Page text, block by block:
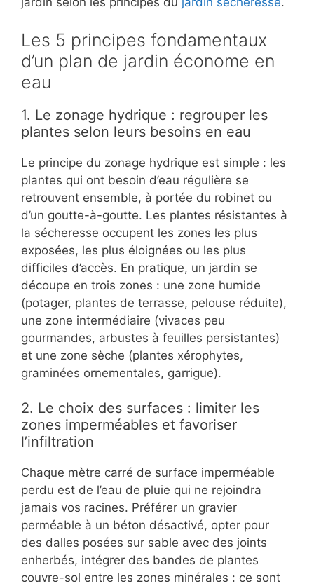
Les 5 principes fondamentaux
d’un plan de jardin économe en
eau
1. Le zonage hydrique : regrouper les
plantes selon leurs besoins en eau
Le principe du zonage hydrique est simple : les
plantes qui ont besoin d’eau régulière se
retrouvent ensemble, à portée du robinet ou
d’un goutte-à-goutte. Les plantes résistantes à
la sécheresse occupent les zones les plus
exposées, les plus éloignées ou les plus
difficiles d’accès. En pratique, un jardin se
découpe en trois zones : une zone humide
(potager, plantes de terrasse, pelouse réduite),
une zone intermédiaire (vivaces peu
gourmandes, arbustes à feuilles persistantes)
et une zone sèche (plantes xérophytes,
graminées ornementales, garrigue).
2. Le choix des surfaces : limiter les
zones imperméables et favoriser
l’infiltration
Chaque mètre carré de surface imperméable
perdu est de l’eau de pluie qui ne rejoindra
jamais vos racines. Préférer un gravier
perméable à un béton désactivé, opter pour
des dalles posées sur sable avec des joints
enherbés, intégrer des bandes de plantes
couvre-sol entre les zones minérales : ce sont